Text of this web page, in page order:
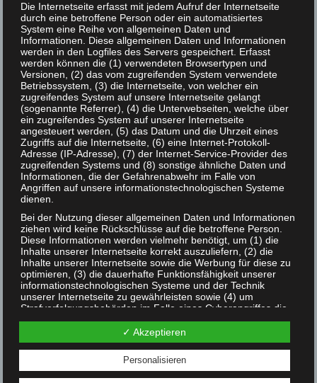
Schreibe einen Kommentar
Deine E-Mail-Adresse wird nicht veröffentlicht. Erforderliche
Felder sind mit*markiert.
Kommentar*
Die Internetseite erfasst mit jedem Aufruf der Internetseite
durch eine betroffene Person oder ein automatisiertes
System eine Reihe von allgemeinen Daten und
Informationen. Diese allgemeinen Daten und Informationen
werden in den Logfiles des Servers gespeichert. Erfasst
werden können die (1) verwendeten Browsertypen und
Versionen, (2) das vom zugreifenden System verwendete
Betriebssystem, (3) die Internetseite, von welcher ein
zugreifendes System auf unsere Internetseite gelangt
(sogenannte Referrer), (4) die Unterwebseiten, welche über
ein zugreifendes System auf unserer Internetseite
angesteuert werden, (5) das Datum und die Uhrzeit eines
Zugriffs auf die Internetseite, (6) eine Internet-Protokoll-
Adresse (IP-Adresse), (7) der Internet-Service-Provider des
zugreifenden Systems und (8) sonstige ähnliche Daten und
Informationen, die der Gefahrenabwehr im Falle von
Angriffen auf unsere informationstechnologischen Systeme
dienen.
Bei der Nutzung dieser allgemeinen Daten und Informationen
ziehen wird keine Rückschlüsse auf die betroffene Person.
Diese Informationen werden vielmehr benötigt, um (1) die
Inhalte unserer Internetseite korrekt auszuliefern, (2) die
Inhalte unserer Internetseite sowie die Werbung für diese zu
optimieren, (3) die dauerhafte Funktionsfähigkeit unserer
informationstechnologischen Systeme und der Technik
unserer Internetseite zu gewährleisten sowie (4) um
Strafverfolgungsbehörden im Falle eines Cyberangriffes die
zur Strafverfolgung notwendigen Informationen
bereitzustellen. Diese anonym erhobenen Daten und
Informationen werden durch uns daher einerseits statistisch
und ferner mit dem Ziel ausgewertet, den Datenschutz und
die Datensicherheit in unserem Unternehmen zu erhöhen,
um letztlich ein optimales Schutzniveau für die von uns
✓ Akzeptieren
Personalisieren